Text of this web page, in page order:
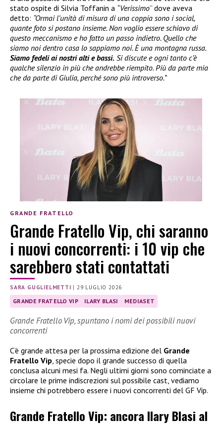
stato ospite di Silvia Toffanin a “Verissimo” dove aveva
detto: “Ormai l’unità di misura di una coppia sono i social,
quante foto si postano insieme. Non voglio essere schiavo di
questo meccanismo e ho fatto un passo indietro. Quello che
siamo noi dentro casa lo sappiamo noi. È una montagna russa.
Siamo fedeli ai nostri alti e bassi. Si discute e ogni tanto c’è
qualche silenzio in più che andrebbe riempito. Più da parte mia
che da parte di Giulia, perché sono più introverso.”
GRANDE FRATELLO
Grande Fratello Vip, chi saranno
i nuovi concorrenti: i 10 vip che
sarebbero stati contattati
SARA GUGLIELMETTI | 29 LUGLIO 2026
GRANDE FRATELLO VIP ILARY BLASI MEDIASET
Grande Fratello Vip, spuntano i nomi dei possibili nuovi
concorrenti
C’è grande attesa per la prossima edizione del Grande
Fratello Vip, specie dopo il grande successo di quella
conclusa alcuni mesi fa. Negli ultimi giorni sono cominciate a
circolare le prime indiscrezioni sul possibile cast, vediamo
insieme chi potrebbero essere i nuovi concorrenti del GF Vip.
Grande Fratello Vip: ancora Ilary Blasi al